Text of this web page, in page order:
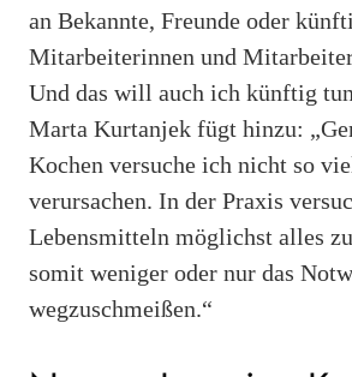
an Bekannte, Freunde oder
Mitarbeiterinnen und
Und das will auch ich künftig
Marta Kurtanjek fügt hinzu:
Kochen versuche ich nicht so
verursachen. In der Praxis
Lebensmitteln möglichst alles
somit weniger oder nur das
wegzuschmeißen.“